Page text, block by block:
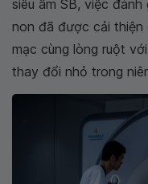
siêu âm SB, việc
non đã được cải thiện
mạc cùng lòng ruột
thay đổi nhỏ trong